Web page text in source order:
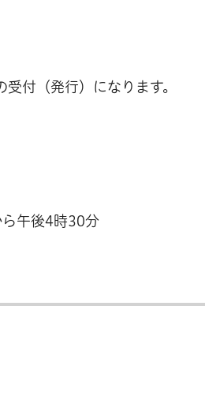
付（発行）になります。
午後4時30分